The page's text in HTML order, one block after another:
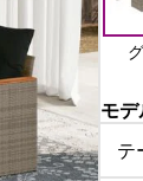
モ
テ